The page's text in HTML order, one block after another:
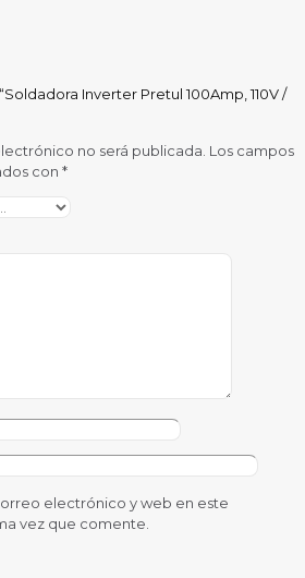
Inverter Pretul 100Amp, 110V /
no será publicada. Los campos
con *
electrónico y web en este
vez que comente.